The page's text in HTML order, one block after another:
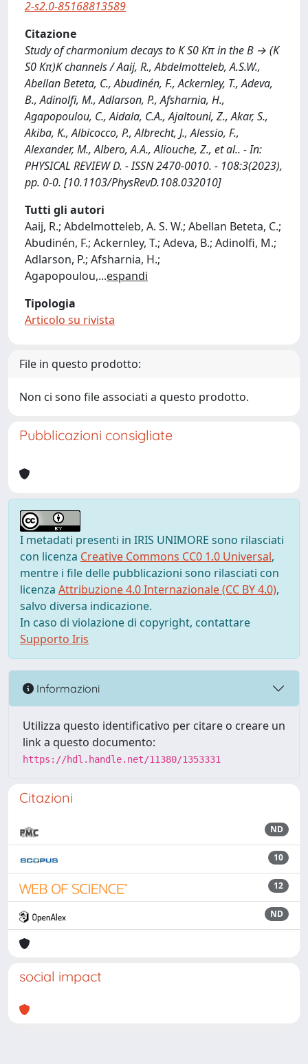
2-s2.0-85168813589
Citazione
Study of charmonium decays to K S0 Kπ in the B → (K
S0 Kπ)K channels / Aaij, R., Abdelmotteleb, A.S.W.,
Abellan Beteta, C., Abudinén, F., Ackernley, T., Adeva,
B., Adinolfi, M., Adlarson, P., Afsharnia, H.,
Agapopoulou, C., Aidala, C.A., Ajaltouni, Z., Akar, S.,
Akiba, K., Albicocco, P., Albrecht, J., Alessio, F.,
Alexander, M., Albero, A.A., Aliouche, Z., et al.. - In:
PHYSICAL REVIEW D. - ISSN 2470-0010. - 108:3(2023),
pp. 0-0. [10.1103/PhysRevD.108.032010]
Tutti gli autori
Aaij, R.; Abdelmotteleb, A. S. W.; Abellan Beteta, C.;
Abudinén, F.; Ackernley, T.; Adeva, B.; Adinolfi, M.;
Adlarson, P.; Afsharnia, H.;
Agapopoulou,...espandi
Tipologia
Articolo su rivista
File in questo prodotto:
Non ci sono file associati a questo prodotto.
Pubblicazioni consigliate
I metadati presenti in IRIS UNIMORE sono rilasciati
con licenza Creative Commons CC0 1.0 Universal,
mentre i file delle pubblicazioni sono rilasciati con
licenza Attribuzione 4.0 Internazionale (CC BY 4.0),
salvo diversa indicazione.
In caso di violazione di copyright, contattare
Supporto Iris
Informazioni
Utilizza questo identificativo per citare o creare un
link a questo documento:
https://hdl.handle.net/11380/1353331
Citazioni
ND
10
12
ND
social impact